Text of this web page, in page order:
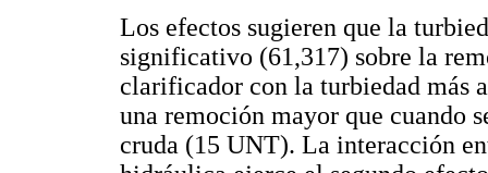
Los efectos sugieren que la
significativo (61,317) sobre la
clarificador con la turbiedad más
una remoción mayor que cuando
cruda (15 UNT). La interacción